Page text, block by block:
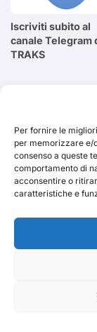
Per fornire le
per memorizzare e/
consenso a queste
comportamento di
acconsentire o
caratteristiche e
Iscriviti subito al
canale Telegram
TRAKS
Dal 2014